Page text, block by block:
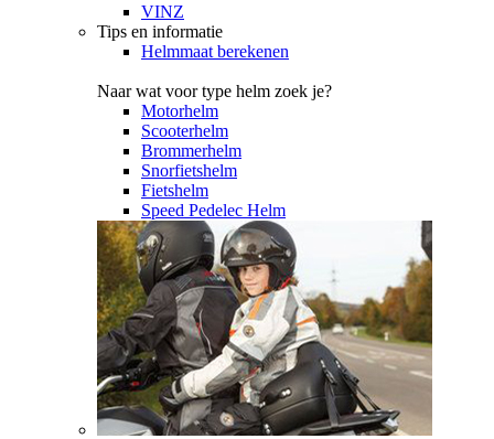
VINZ
Tips en informatie
Helmmaat berekenen
Naar wat voor type helm zoek je?
Motorhelm
Scooterhelm
Brommerhelm
Snorfietshelm
Fietshelm
Speed Pedelec Helm